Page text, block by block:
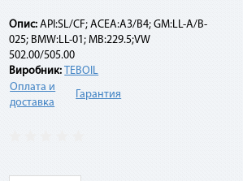
Опис: API:SL/CF; ACEA:A3/B4; GM:LL-A/B-
025; BMW:LL-01; MB:229.5;VW
502.00/505.00
Виробник: TEBOIL
Оплата и
доставка
Гарантия
платежа подается заявка на досрочное
этом сумма платежа составит: остаток
000 грн - 3 * 1 000 грн) + комиссия 2,9 % (10
7 290 грн.